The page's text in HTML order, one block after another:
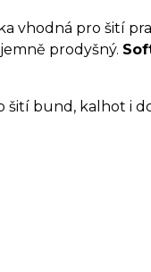
vhodná pro šití
prodyšný.
bund, kalhot i